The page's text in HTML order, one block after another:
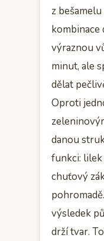
z
kombinace
výraznou
minut, ale
dělat
Oproti
danou
funkci: lilek
chuťový
výsledek
drží tvar.